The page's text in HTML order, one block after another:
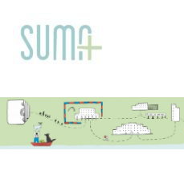
content